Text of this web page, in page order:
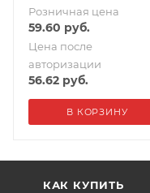
Розничная цена
59.60 руб.
Цена после
авторизации
56.62 руб.
В КОРЗИНУ
КАК КУПИТЬ